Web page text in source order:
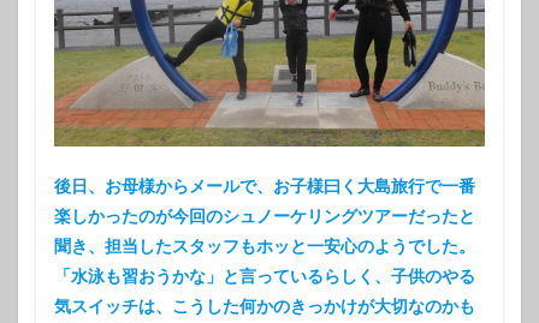
後日、お母様からメールで、お子様曰く大島旅行で一番
楽しかったのが今回のシュノーケリングツアーだったと
聞き、担当したスタッフもホッと一安心のようでした。
「水泳も習おうかな」と言っているらしく、子供のやる
気スイッチは、こうした何かのきっかけが大切なのかも